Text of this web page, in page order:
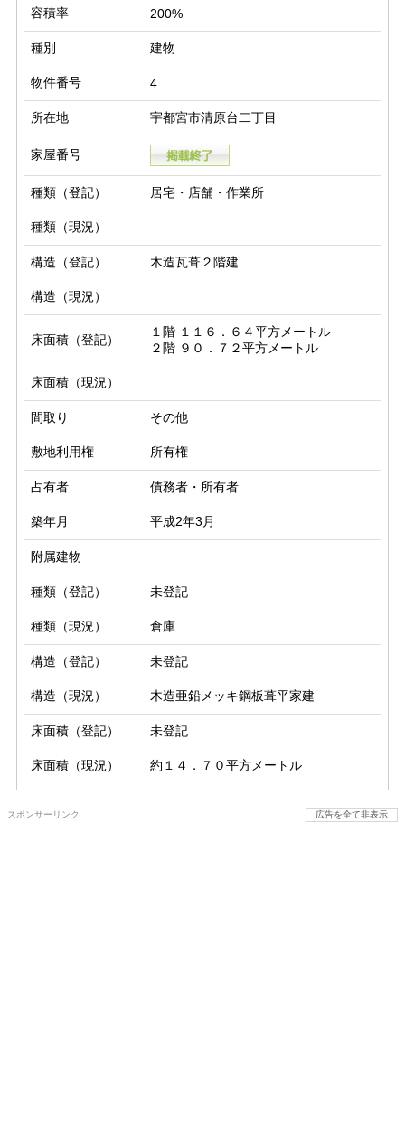
容積率 200%
種別 建物
物件番号 4
所在地 宇都宮市清原台二丁目
家屋番号
種類（登記） 居宅・店舗・作業所
種類（現況）
構造（登記） 木造瓦葺２階建
構造（現況）
床面積（登記）
１階 １１６．６４平方メートル
２階 ９０．７２平方メートル
床面積（現況）
間取り その他
敷地利用権 所有権
占有者 債務者・所有者
築年月 平成2年3月
附属建物
種類（登記） 未登記
種類（現況） 倉庫
構造（登記） 未登記
構造（現況） 木造亜鉛メッキ鋼板葺平家建
床面積（登記） 未登記
床面積（現況） 約１４．７０平方メートル
スポンサーリンク 広告を全て非表示